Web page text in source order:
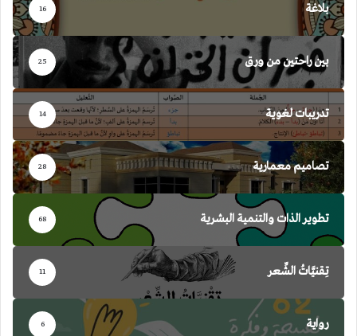
بلاغة 16
بين راحتين من ورق 25
تدريبات لغوية 14
تصاميم معمارية 28
تطوير الذات والتنمية البشرية 68
تِقنيَّاتُ الشِّعر 11
رواية 6